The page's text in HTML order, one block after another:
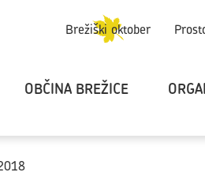
Brežiški oktober
OBČINA BREŽICE